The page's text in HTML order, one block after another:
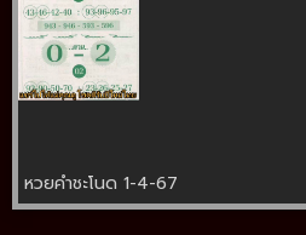
หวยคำชะโนด 1-4-67